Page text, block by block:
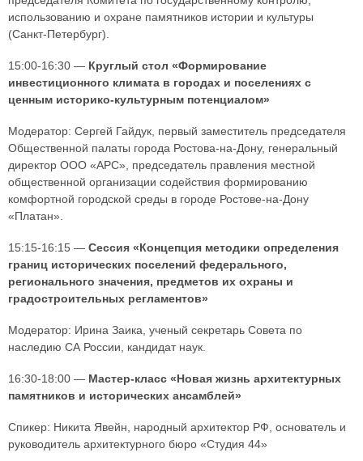
использованию и охране памятников истории и культуры
(Санкт-Петербург).
15:00-16:30 — Круглый стол «Формирование
инвестиционного климата в городах и поселениях с
ценным историко-культурным потенциалом»
Модератор: Сергей Гайдук, первый заместитель председателя
Общественной палаты города Ростова-на-Дону, генеральный
директор ООО «АРС», председатель правления местной
общественной организации содействия формированию
комфортной городской среды в городе Ростове-на-Дону
«Платан».
15:15-16:15 — Сессия «Концепция методики определения
границ исторических поселений федерального,
регионального значения, предметов их охраны и
градостроительных регламентов»
Модератор: Ирина Заика, ученый секретарь Совета по
наследию СА России, кандидат наук.
16:30-18:00 — Мастер-класс «Новая жизнь архитектурных
памятников и исторических ансамблей»
Спикер: Никита Явейн, народный архитектор РФ, основатель и
руководитель архитектурного бюро «Студия 44»